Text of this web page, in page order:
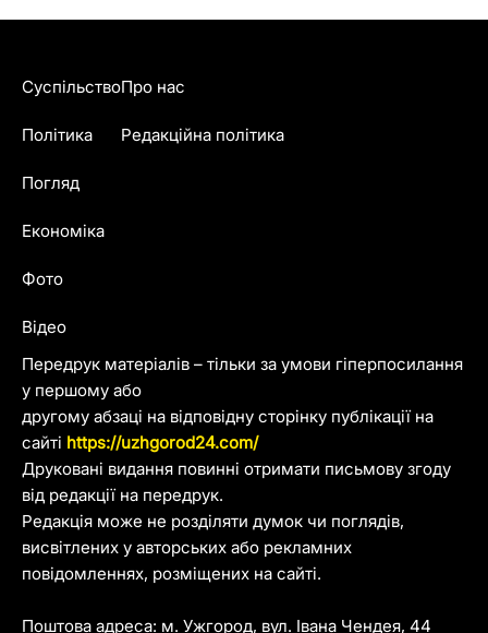
Передрук матеріалів – тільки за умови гіперпосилання
у першому або
другому абзаці на відповідну сторінку публікації на
сайті https://uzhgorod24.com/
Друковані видання повинні отримати письмову згоду
від редакції на передрук.
Редакція може не розділяти думок чи поглядів,
висвітлених у авторських або рекламних
повідомленнях, розміщених на сайті.
Поштова адреса: м. Ужгород, вул. Івана Чендея, 44
Суспільство
Політика
Погляд
Економіка
Фото
Відео
Про нас
Редакційна політика